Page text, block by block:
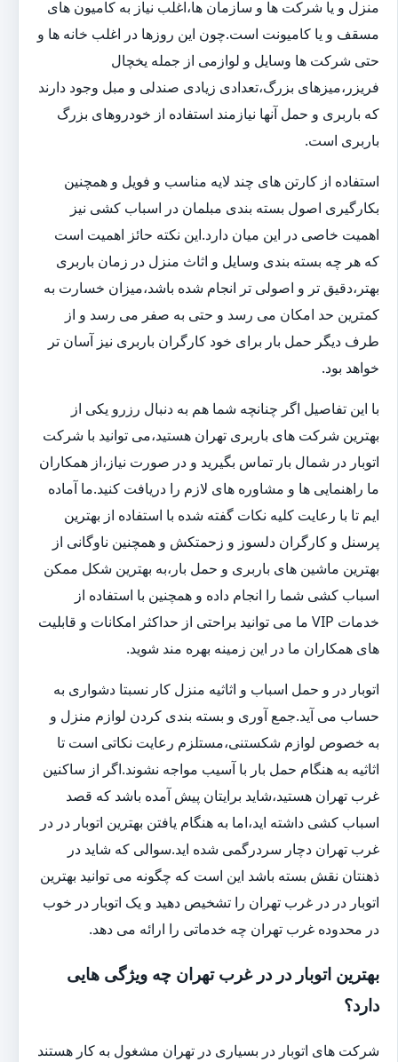
منزل و یا شرکت ها و سازمان ها،اغلب نیاز به کامیون های
مسقف و یا کامیونت است.چون این روزها در اغلب خانه ها و
حتی شرکت ها وسایل و لوازمی از جمله یخچال
فریزر،میزهای بزرگ،تعدادی زیادی صندلی و مبل وجود دارند
که باربری و حمل آنها نیازمند استفاده از خودروهای بزرگ
باربری است.
استفاده از کارتن های چند لایه مناسب و فویل و همچنین
بکارگیری اصول بسته بندی مبلمان در اسباب کشی نیز
اهمیت خاصی در این میان دارد.این نکته حائز اهمیت است
که هر چه بسته بندی وسایل و اثاث منزل در زمان باربری
بهتر،دقیق تر و اصولی تر انجام شده باشد،میزان خسارت به
کمترین حد امکان می رسد و حتی به صفر می رسد و از
طرف دیگر حمل بار برای خود کارگران باربری نیز آسان تر
خواهد بود.
با این تفاصیل اگر چنانچه شما هم به دنبال رزرو یکی از
بهترین شرکت های باربری تهران هستید،می توانید با شرکت
اتوبار در شمال بار تماس بگیرید و در صورت نیاز،از همکاران
ما راهنمایی ها و مشاوره های لازم را دریافت کنید.ما آماده
ایم تا با رعایت کلیه نکات گفته شده با استفاده از بهترین
پرسنل و کارگران دلسوز و زحمتکش و همچنین ناوگانی از
بهترین ماشین های باربری و حمل بار،به بهترین شکل ممکن
اسباب کشی شما را انجام داده و همچنین با استفاده از
خدمات VIP ما می توانید براحتی از حداکثر امکانات و قابلیت
های همکاران ما در این زمینه بهره مند شوید.
اتوبار در و حمل اسباب و اثاثیه منزل کار نسبتا دشواری به
حساب می آید.جمع آوری و بسته بندی کردن لوازم منزل و
به خصوص لوازم شکستنی،مستلزم رعایت نکاتی است تا
اثاثیه به هنگام حمل بار با آسیب مواجه نشوند.اگر از ساکنین
غرب تهران هستید،شاید برایتان پیش آمده باشد که قصد
اسباب کشی داشته اید،اما به هنگام یافتن بهترین اتوبار در در
غرب تهران دچار سردرگمی شده اید.سوالی که شاید در
ذهنتان نقش بسته باشد این است که چگونه می توانید بهترین
اتوبار در در غرب تهران را تشخیص دهید و یک اتوبار در خوب
در محدوده غرب تهران چه خدماتی را ارائه می دهد.
بهترین اتوبار در در غرب تهران چه ویژگی هایی
دارد؟
شرکت های اتوبار در بسیاری در تهران مشغول به کار هستند